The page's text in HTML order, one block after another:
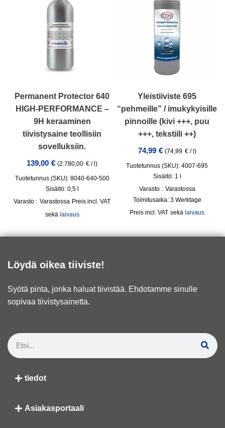
Permanent Protector 640
HIGH-PERFORMANCE –
9H keraaminen
tiivistysaine teollisiin
sovelluksiin.
139,00 € (2.780,00 € / )
Tuotetunnus (SKU): 8040-640-500
Sisältö: 0,5 l
Varasto : Varastossa
incl. VAT
sekä laivaus
Yleistiiviste 695
“pehmeille” / imukykyisille
pinnoille (kivi +++, puu
+++, tekstiili ++)
74,99 € (74,99 €/ )
Tuotetunnus (SKU): 4007-695
Sisältö: 1 l
Varasto : Varastossa
Toimitusaika: 3 Werktage
incl. VAT sekä laivaus
Löydä oikea tiiviste!
Syötä pinta, jonka haluat tiivistää. Ehdotamme sinulle
sopivaa tiivistysainetta.
tiedot
Asiakasportaali